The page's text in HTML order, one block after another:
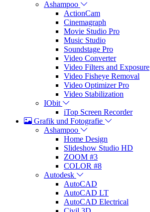
Ashampoo
ActionCam
Cinemagraph
Movie Studio Pro
Music Studio
Soundstage Pro
Video Converter
Video Filters and Exposure
Video Fisheye Removal
Video Optimizer Pro
Video Stabilization
IObit
iTop Screen Recorder
Grafik und Fotografie
Ashampoo
Home Design
Slideshow Studio HD
ZOOM #3
COLOR #8
Autodesk
AutoCAD
AutoCAD LT
AutoCAD Electrical